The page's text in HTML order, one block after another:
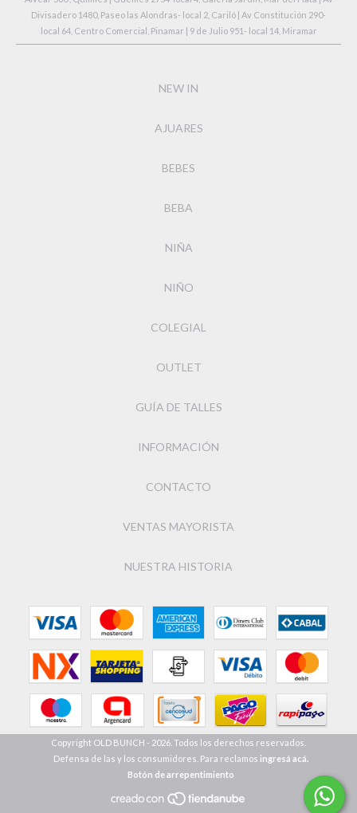
Divisadero 1480, Paseo las Alondras- local 2, Cariló | Av Constitución 290-
local 64, Centro Comercial, Pinamar | 9 de Julio 951- local 14, Miramar
NEW IN
AJUARES
BEBES
BEBA
NIÑA
NIÑO
COLEGIAL
OUTLET
GUÍA DE TALLES
INFORMACIÓN
CONTACTO
VENTAS MAYORISTA
NUESTRA HISTORIA
Copyright OLD BUNCH - 2026. Todos los derechos reservados.
Defensa de las y los consumidores. Para reclamos ingresá acá.
Botón de arrepentimiento